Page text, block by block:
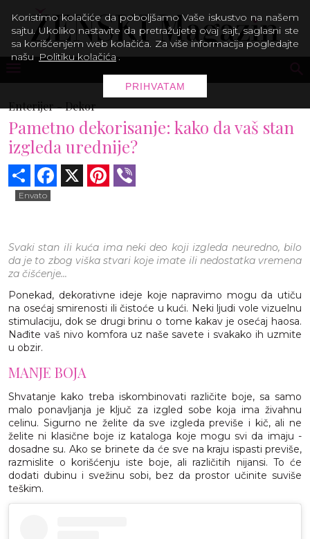
Enterijer -Dekor
Pametno dekorisanje: kako da vaš stan
izgleda urednije?
Share Facebook Pinterest
Envato
Svaki stan ili kuća ima neki deo koji izgleda neuredno, bilo
da je to zbog viška stvari koje imate ili nedostatka vremena
za čišćenje...
Ponekad, dekorativne ideje koje napravimo mogu da utiču
na osećaj smirenosti ili čistoće u kući. Neki ljudi vole vizuelnu
stimulaciju, dok se drugi brinu o tome kakav je osećaj haosa.
Nađite vaš nivo komfora uz naše savete i svakako ih uzmite
u obzir.
MANJE BOJA
Shvatanje kako treba iskombinovati različite boje, sa samo
malo ponavljanja je ključ za izgled sobe koja ima živahnu
celinu. Sigurno ne želite da sve izgleda previše i kič, ali ne
želite ni klasične boje iz kataloga koje mogu svi da imaju -
dosadne su. Ako se brinete da će sve na kraju ispasti previše,
razmislite o korišćenju iste boje, ali različitih nijansi. To će
dodati dubinu i svežinu sobi, bez da prostor učinite suviše
teškim.
Koristimo kolačiće da poboljšamo Vaše iskustvo na našem
sajtu. Ukoliko nastavite da pretražujete ovaj sajt, saglasni ste
sa korišćenjem web kolačića. Za više informacija pogledajte
našu Politiku kolačića .
PRIHVATAM